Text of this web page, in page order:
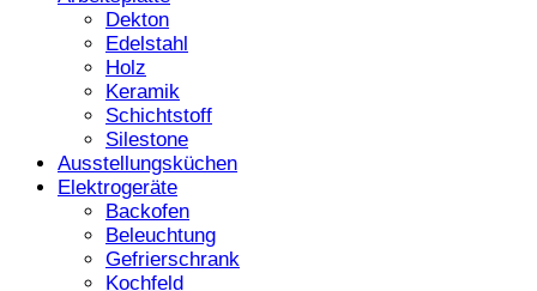
Dekton
Edelstahl
Holz
Keramik
Schichtstoff
Silestone
Ausstellungsküchen
Elektrogeräte
Backofen
Beleuchtung
Gefrierschrank
Kochfeld